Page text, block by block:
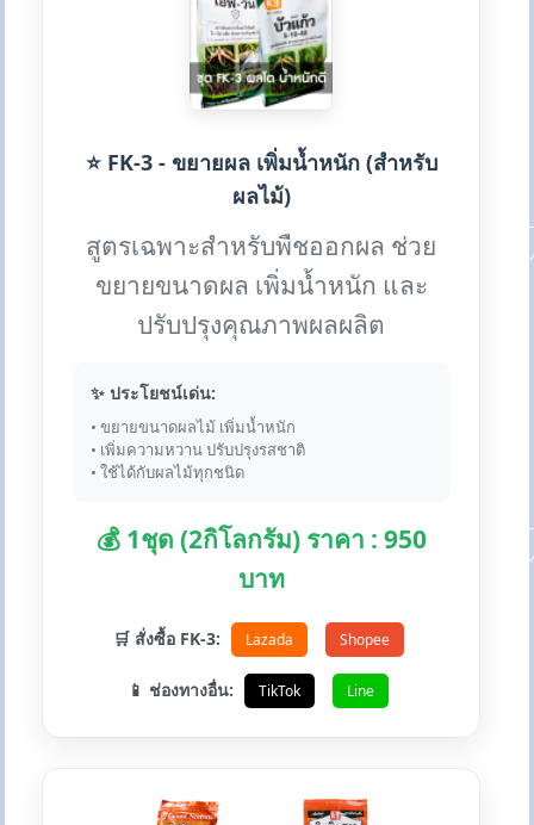
⭐ FK-3 - ขยายผล เพิ่มน้ำหนัก (สำหรับ
ผลไม้)
สูตรเฉพาะสำหรับพืชออกผล ช่วย
ขยายขนาดผล เพิ่มน้ำหนัก และ
ปรับปรุงคุณภาพผลผลิต
✨ ประโยชน์เด่น:
• ขยายขนาดผลไม้ เพิ่มน้ำหนัก
• เพิ่มความหวาน ปรับปรุงรสชาติ
• ใช้ได้กับผลไม้ทุกชนิด
💰 1ชุด (2กิโลกรัม) ราคา : 950
บาท
🛒 สั่งซื้อ FK-3: Lazada Shopee
📱 ช่องทางอื่น: TikTok Line